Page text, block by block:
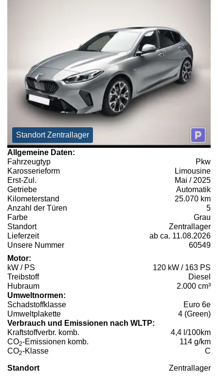
Standort Zentrallager
Allgemeine Daten:
Fahrzeugtyp
Pkw
Karosserieform
Limousine
Erst-Zul.
Mai / 2025
Getriebe
Automatik
Kilometerstand
25.070 km
Anzahl der Türen
5
Farbe
Grau
Standort
Zentrallager
Lieferzeit
ab ca. 11.08.2026
Unsere Nummer
60549
Motor:
kW / PS
120 kW / 163 PS
Treibstoff
Diesel
Hubraum
2.000 cm³
Umweltnormen:
Schadstoffklasse
Euro 6e
Umweltplakette
4 (Green)
Verbrauch und Emissionen nach WLTP:
Kraftstoffverbr. komb.
4,4 l/100km
CO2-Emissionen komb.
114 g/km
CO2-Klasse C
Standort Zentrallager